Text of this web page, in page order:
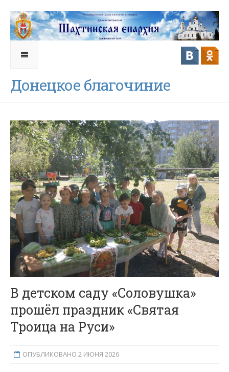
Донецкое благочиние
В детском саду «Соловушка»
прошёл праздник «Святая
Троица на Руси»
ОПУБЛИКОВАНО 2 ИЮНЯ 2026